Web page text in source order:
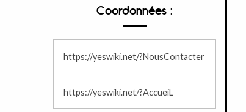
Coordonnées :
https://yeswiki.net/?NousContacter
https://yeswiki.net/?AccueiL